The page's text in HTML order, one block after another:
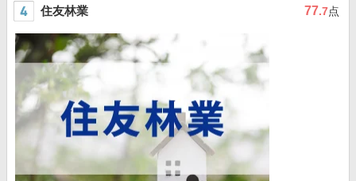
住友林業 77.7点